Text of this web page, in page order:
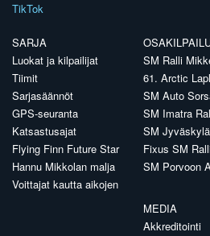
TikTok
SARJA
Luokat ja kilpailijat
Tiimit
Sarjasäännöt
GPS-seuranta
Katsastusajat
Flying Finn Future Star
Hannu Mikkolan malja
Voittajat kautta aikojen
SM Ralli
61. Arctic
SM Auto
SM Imatra
SM
Fixus SM
SM Porvoon
MEDIA
Akkreditointi